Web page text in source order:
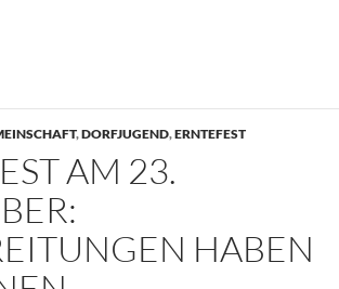
gewählt
,DORFJUGEND,ERNTEFEST
AM 23.
HABEN